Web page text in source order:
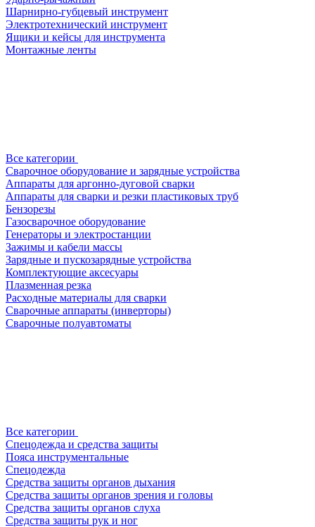
Шарнирно-губцевый инструмент
Электротехнический инструмент
Ящики и кейсы для инструмента
Монтажные ленты
Все категории
Сварочное оборудование и зарядные устройства
Аппараты для аргонно-дуговой сварки
Аппараты для сварки и резки пластиковых труб
Бензорезы
Газосварочное оборудование
Генераторы и электростанции
Зажимы и кабели массы
Зарядные и пускозарядные устройства
Комплектующие аксесуары
Плазменная резка
Расходные материалы для сварки
Сварочные аппараты (инверторы)
Сварочные полуавтоматы
Все категории
Спецодежда и средства защиты
Пояса инструментальные
Спецодежда
Средства защиты органов дыхания
Средства защиты органов зрения и головы
Средства защиты органов слуха
Средства защиты рук и ног